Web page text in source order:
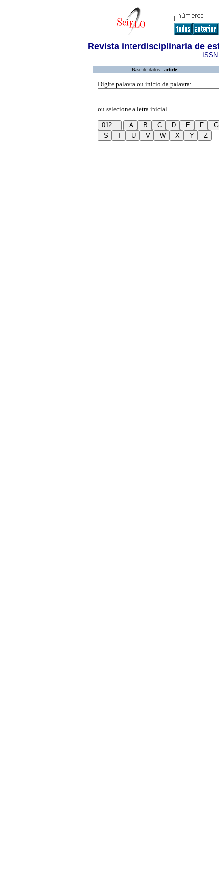
Revista interdisciplinaria de
Base de dados : article
Digite palavra ou início da palavra:
ou selecione a letra inicial